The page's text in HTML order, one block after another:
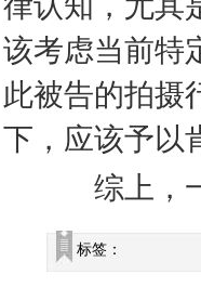
该考虑当前特
此被告的拍摄
下，应该予以
综上，一
标签：